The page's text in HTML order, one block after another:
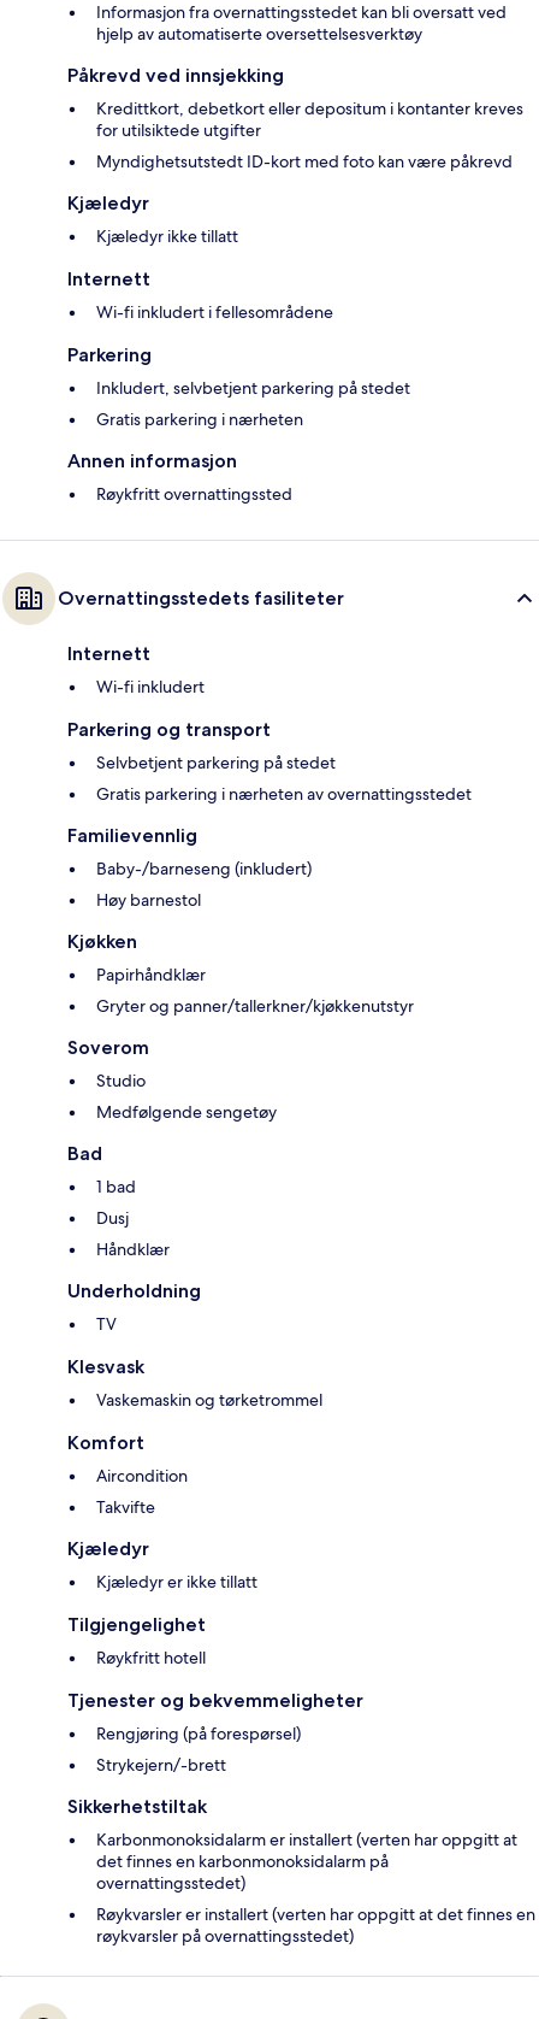
Informasjon fra overnattingsstedet kan bli oversatt ved
hjelp av automatiserte oversettelsesverktøy
Påkrevd ved innsjekking
Kredittkort, debetkort eller depositum i kontanter kreves
for utilsiktede utgifter
Myndighetsutstedt ID-kort med foto kan være påkrevd
Kjæledyr
Kjæledyr ikke tillatt
Internett
Wi-fi inkludert i fellesområdene
Parkering
Inkludert, selvbetjent parkering på stedet
Gratis parkering i nærheten
Annen informasjon
Røykfritt overnattingssted
Overnattingsstedets fasiliteter
Internett
Wi-fi inkludert
Parkering og transport
Selvbetjent parkering på stedet
Gratis parkering i nærheten av overnattingsstedet
Familievennlig
Baby-/barneseng (inkludert)
Høy barnestol
Kjøkken
Papirhåndklær
Gryter og panner/tallerkner/kjøkkenutstyr
Soverom
Studio
Medfølgende sengetøy
Bad
1 bad
Dusj
Håndklær
Underholdning
TV
Klesvask
Vaskemaskin og tørketrommel
Komfort
Aircondition
Takvifte
Kjæledyr
Kjæledyr er ikke tillatt
Tilgjengelighet
Røykfritt hotell
Tjenester og bekvemmeligheter
Rengjøring (på forespørsel)
Strykejern/-brett
Sikkerhetstiltak
Karbonmonoksidalarm er installert (verten har oppgitt at
det finnes en karbonmonoksidalarm på
overnattingsstedet)
Røykvarsler er installert (verten har oppgitt at det finnes en
røykvarsler på overnattingsstedet)